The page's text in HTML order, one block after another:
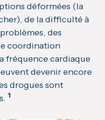
déformées (la
de la difficulté à
des
coordination
fréquence cardiaque
devenir encore
drogues sont
1